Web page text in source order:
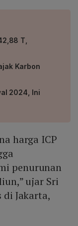
T,
Karbon
2024, Ini
harga ICP
penurunan
ujar Sri
Jakarta,